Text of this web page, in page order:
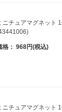
ニチュアマグネット
格： 968円(税込)
ニチュアマグネット